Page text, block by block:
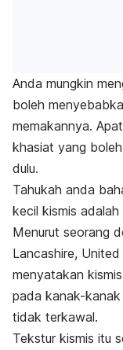
Anda mungkin
boleh
memakannya.
khasiat yang
dulu.
Tahukah anda
kecil kismis
Menurut seorang
Lancashire,
menyatakan
pada kanak-kanak
tidak terkawal.
Tekstur kismis itu